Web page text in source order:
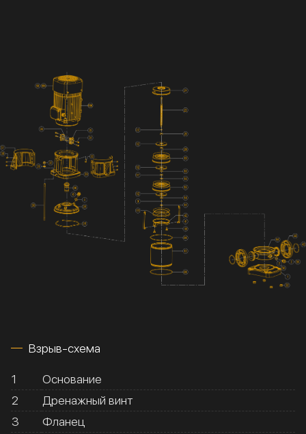
Взрыв-схема
1
Основание
2
Дренажный винт
3
Фланец